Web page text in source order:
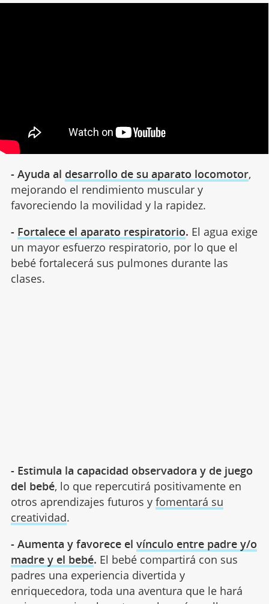
- Ayuda al desarrollo de su aparato locomotor,
mejorando el rendimiento muscular y
favoreciendo la movilidad y la rapidez.
- Fortalece el aparato respiratorio. El agua exige
un mayor esfuerzo respiratorio, por lo que el
bebé fortalecerá sus pulmones durante las
clases.
- Estimula la capacidad observadora y de juego
del bebé, lo que repercutirá positivamente en
otros aprendizajes futuros y fomentará su
creatividad.
- Aumenta y favorece el vínculo entre padre y/o
madre y el bebé. El bebé compartirá con sus
padres una experiencia divertida y
enriquecedora, toda una aventura que le hará